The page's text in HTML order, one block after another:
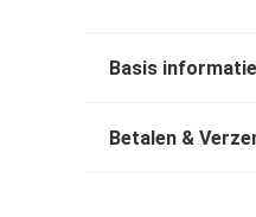
Basis informatie
Betalen &